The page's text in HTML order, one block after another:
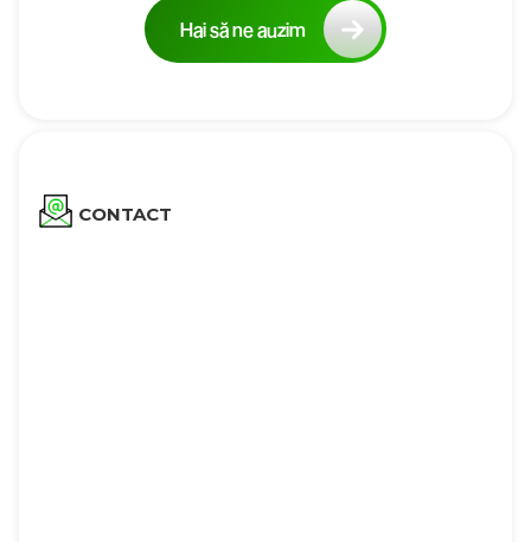
Hai să ne auzim
CONTACT